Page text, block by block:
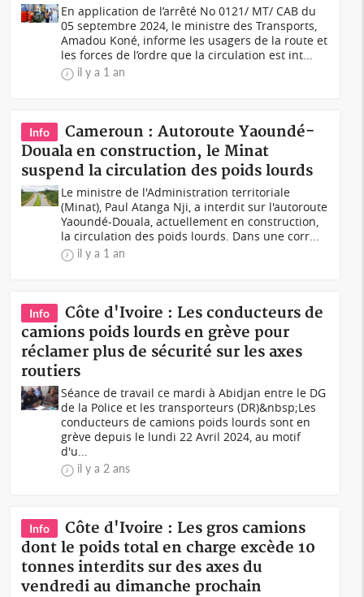
En application de l’arrêté No 0121/ MT/ CAB du
05 septembre 2024, le ministre des Transports,
Amadou Koné, informe les usagers de la route et
les forces de l’ordre que la circulation est int...
il y a 1 an
Info
Cameroun : Autoroute Yaoundé-
Douala en construction, le Minat
suspend la circulation des poids lourds
Le ministre de l'Administration territoriale
(Minat), Paul Atanga Nji, a interdit sur l'autoroute
Yaoundé-Douala, actuellement en construction,
la circulation des poids lourds. Dans une corr...
il y a 1 an
Info
Côte d'Ivoire : Les conducteurs de
camions poids lourds en grève pour
réclamer plus de sécurité sur les axes
routiers
Séance de travail ce mardi à Abidjan entre le DG
de la Police et les transporteurs (DR)&nbsp;Les
conducteurs de camions poids lourds sont en
grève depuis le lundi 22 Avril 2024, au motif
d'u...
il y a 2 ans
Info
Côte d'Ivoire : Les gros camions
dont le poids total en charge excède 10
tonnes interdits sur des axes du
vendredi au dimanche prochain